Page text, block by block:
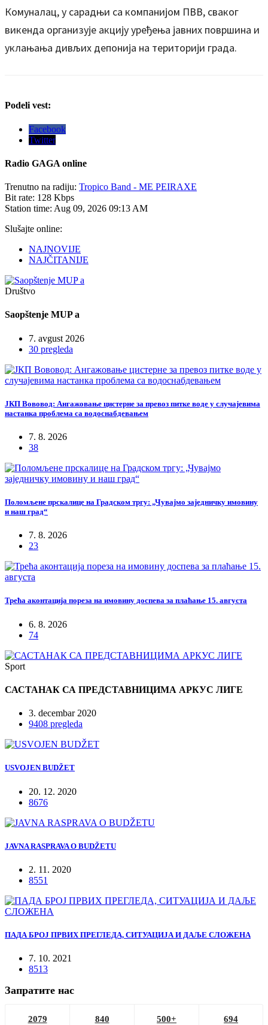
Комуналац, у сарадњи са компанијом ПВВ, сваког
викенда организује акцију уређења јавних површина и
уклањања дивљих депонија на територији града.
Podeli vest:
Facebook
Twitter
Radio GAGA online
Trenutno na radiju: Tropico Band - ME PEIRAXE
Bit rate: 128 Kbps
Station time: Aug 09, 2026 09:13 AM
Slušajte online:
NAJNOVIJE
NAJČITANIJE
Društvo
Saopštenje MUP a
7. avgust 2026
30 pregleda
ЈКП Вововод: Ангажовање цистерне за превоз питке воде у случајевима
настанка проблема са водоснабдевањем
7. 8. 2026
38
Поломљене прскалице на Градском тргу: „Чувајмо заједничку имовину
и наш град“
7. 8. 2026
23
Трећа аконтација пореза на имовину доспева за плаћање 15. августа
6. 8. 2026
74
Sport
САСТАНАК СА ПРЕДСТАВНИЦИМА АРКУС ЛИГЕ
3. decembar 2020
9408 pregleda
USVOJEN BUDŽET
20. 12. 2020
8676
JAVNA RASPRAVA O BUDŽETU
2. 11. 2020
8551
ПАДА БРОЈ ПРВИХ ПРЕГЛЕДА, СИТУАЦИЈА И ДАЉЕ СЛОЖЕНА
7. 10. 2021
8513
Запратите нас
2079 840 500+ 694